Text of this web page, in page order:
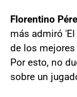
Florentino
más admiró
de los
Por esto, no
sobre un